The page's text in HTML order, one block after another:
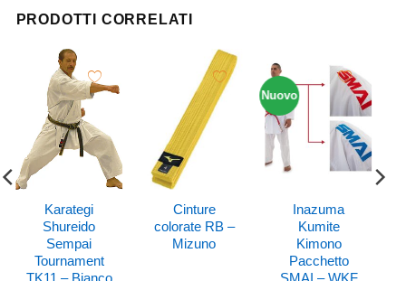
PRODOTTI CORRELATI
Karategi
Shureido
Sempai
Tournament
Cinture
colorate RB –
Mizuno
Nuovo
Inazuma
Kumite
Kimono
Pacchetto